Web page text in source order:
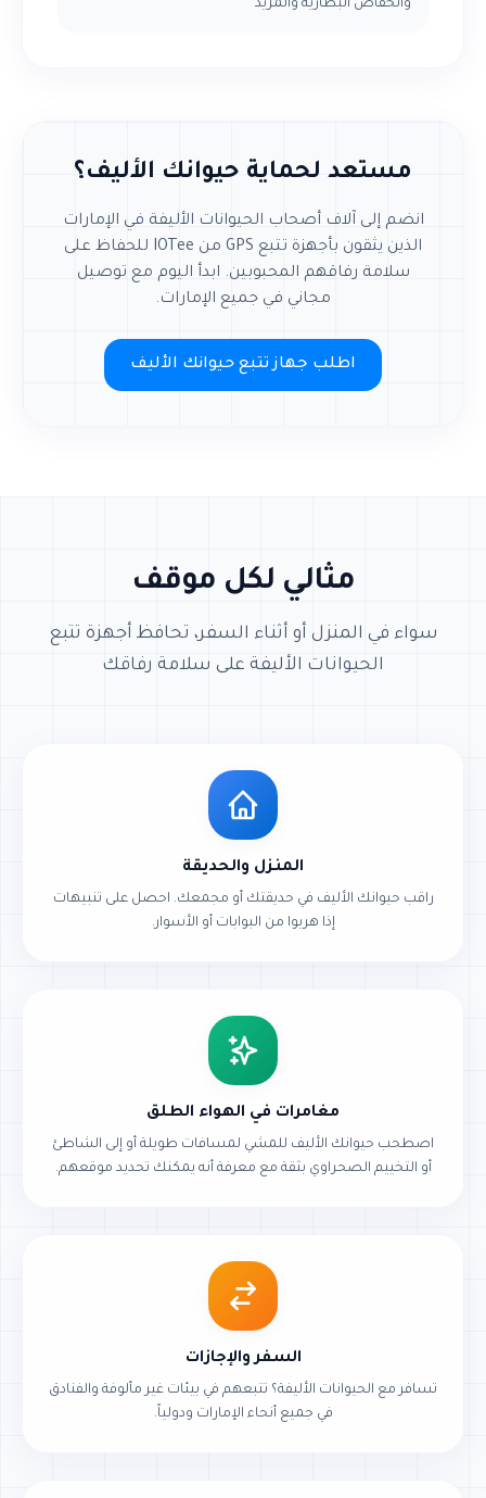
وانخفاض البطارية والمزيد
مستعد لحماية حيوانك الأليف؟
انضم إلى آلاف أصحاب الحيوانات الأليفة في الإمارات
الذين يثقون بأجهزة تتبع GPS من IOTee للحفاظ على
سلامة رفاقهم المحبوبين. ابدأ اليوم مع توصيل
مجاني في جميع الإمارات.
اطلب جهاز تتبع حيوانك الأليف
مثالي لكل موقف
سواء في المنزل أو أثناء السفر، تحافظ أجهزة تتبع
الحيوانات الأليفة على سلامة رفاقك
المنزل والحديقة
راقب حيوانك الأليف في حديقتك أو مجمعك. احصل على تنبيهات
إذا هربوا من البوابات أو الأسوار.
مغامرات في الهواء الطلق
اصطحب حيوانك الأليف للمشي لمسافات طويلة أو إلى الشاطئ
أو التخييم الصحراوي بثقة مع معرفة أنه يمكنك تحديد موقعهم.
السفر والإجازات
تسافر مع الحيوانات الأليفة؟ تتبعهم في بيئات غير مألوفة والفنادق
في جميع أنحاء الإمارات ودولياً.